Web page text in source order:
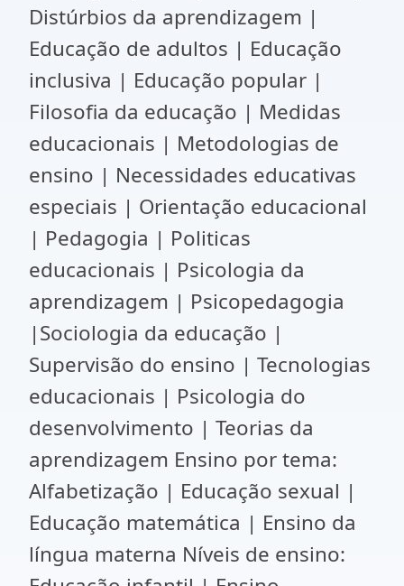
Distúrbios da aprendizagem |
Educação de adultos | Educação
inclusiva | Educação popular |
Filosofia da educação | Medidas
educacionais | Metodologias de
ensino | Necessidades educativas
especiais | Orientação educacional
| Pedagogia | Politicas
educacionais | Psicologia da
aprendizagem | Psicopedagogia
|Sociologia da educação |
Supervisão do ensino | Tecnologias
educacionais | Psicologia do
desenvolvimento | Teorias da
aprendizagem Ensino por tema:
Alfabetização | Educação sexual |
Educação matemática | Ensino da
língua materna Níveis de ensino: